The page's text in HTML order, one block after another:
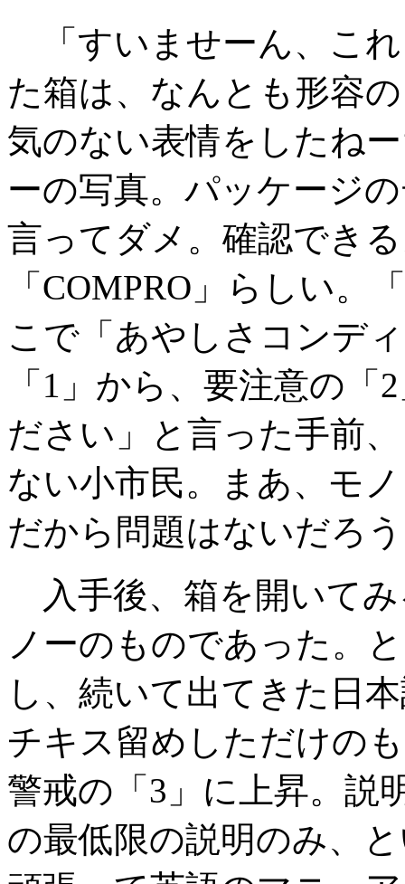
「すいませーん、こ
た箱は、なんとも形容
気のない表情をしたね
ーの写真。パッケージ
言ってダメ。確認でき
「COMPRO」らしい
こで「あやしさコンデ
「1」から、要注意の
ださい」と言った手前
ない小市民。まあ、モ
だから問題はないだろ
入手後、箱を開いて
ノーのものであった。
し、続いて出てきた日
チキス留めしただけの
警戒の「3」に上昇。説
の最低限の説明のみ、